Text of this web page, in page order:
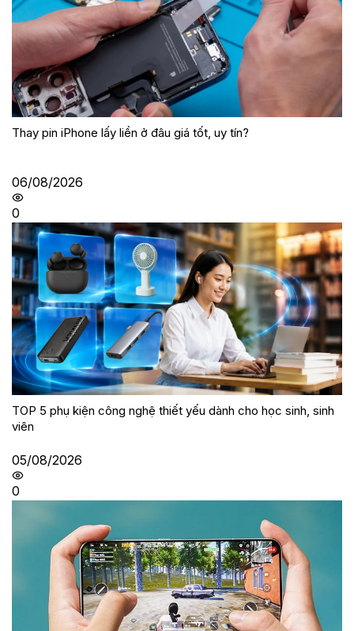
Thay pin iPhone lấy liền ở đâu giá tốt, uy tín?
06/08/2026
0
TOP 5 phụ kiện công nghệ thiết yếu dành cho học sinh, sinh
viên
05/08/2026
0